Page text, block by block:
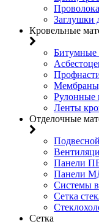
Проволока
Заглушки
Кровельные
Битумные
Рулонные
Ленты
Отделочные
Панели
Панели
Системы
Сетка
Сетка